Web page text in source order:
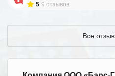
5 9 отзывов
Все